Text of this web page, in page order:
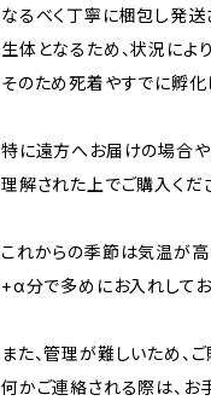
なるべく丁寧に梱包し発送
生体となるため、状況によ
そのため死着やすでに孵化
特に遠方へお届けの場合や
理解された上でご購入くだ
これからの季節は気温が高
+α分で多めにお入れしてお
また、管理が難しいため、
何かご連絡される際は、お